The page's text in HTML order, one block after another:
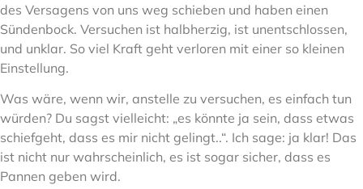
des Versagens von uns weg schieben und haben einen
Sündenbock. Versuchen ist halbherzig, ist unentschlossen,
und unklar. So viel Kraft geht verloren mit einer so kleinen
Einstellung.
Was wäre, wenn wir, anstelle zu versuchen, es einfach tun
würden? Du sagst vielleicht: „es könnte ja sein, dass etwas
schiefgeht, dass es mir nicht gelingt..“. Ich sage: ja klar! Das
ist nicht nur wahrscheinlich, es ist sogar sicher, dass es
Pannen geben wird.